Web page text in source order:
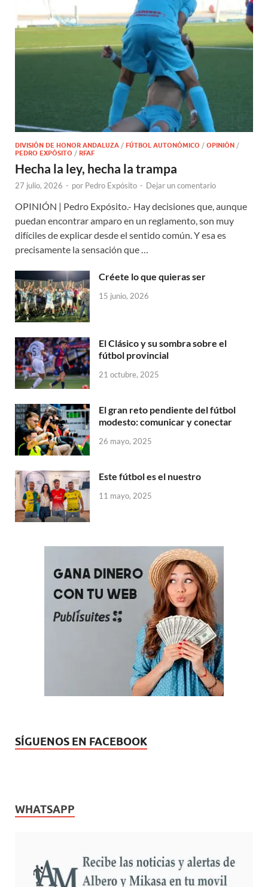
DIVISIÓN DE HONOR ANDALUZA / FÚTBOL AUTONÓMICO / OPINIÓN /
PEDRO EXPÓSITO / RFAF
Hecha la ley, hecha la trampa
27 julio, 2026 - por Pedro Expósito - Dejar un comentario
OPINIÓN | Pedro Expósito.- Hay decisiones que, aunque
puedan encontrar amparo en un reglamento, son muy
difíciles de explicar desde el sentido común. Y esa es
precisamente la sensación que …
Créete lo que quieras ser
15 junio, 2026
El Clásico y su sombra sobre el
fútbol provincial
21 octubre, 2025
El gran reto pendiente del fútbol
modesto: comunicar y conectar
26 mayo, 2025
Este fútbol es el nuestro
11 mayo, 2025
SÍGUENOS EN FACEBOOK
WHATSAPP